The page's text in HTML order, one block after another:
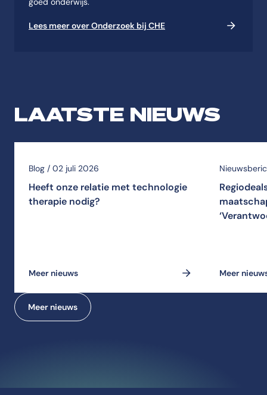
Lees meer over Onderzoek bij CHE
LAATSTE NIEUWS
Blog / 02 juli 2026
Heeft onze relatie met technologie
therapie nodig?
Meer nieuws Meer
Meer nieuws